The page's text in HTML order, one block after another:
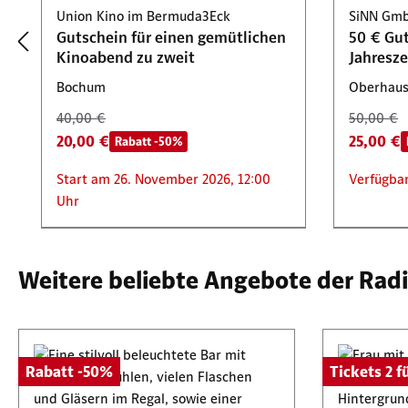
Union Kino im Bermuda3Eck
Gutschein für einen gemütlichen
Kinoabend zu zweit
Bochum
40,00 €
20,00 € Rabatt -50%
Start am 26. November 2026, 12:00
Uhr
SiNN
50 €
50,00 €
25,00 €
Tickets 2 für 1
Deutsches Fussballmuseum
Mit dem Kombiticket Fußball
25,00 €
12,50 € Tickets 2 für 1
Rabatt -
Cubana
50 €
Rabatt -50%
Daniel Zwickl Hashtag 45 Tattoo
Wertgutschein für Dein nächstes
50,00 €
ab25,00 € Rabatt -50%
Rabatt -
50 €
50,00 €
25,00 €
Weitere beliebte Angebote der
Rabatt -50% Tickets 2